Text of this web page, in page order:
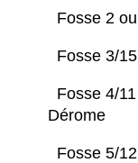
Fosse 2
Fosse 3/
Fosse 4/
Dérome
Fosse 5/